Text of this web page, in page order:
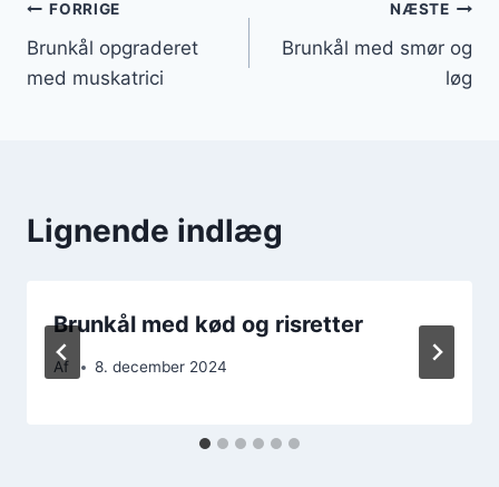
Indlægsnavigation
FORRIGE
Brunkål opgraderet
med muskatrici
NÆSTE
Brunkål med smør og
løg
Lignende indlæg
Brunkål med kød og risretter
Af 8. december 2024